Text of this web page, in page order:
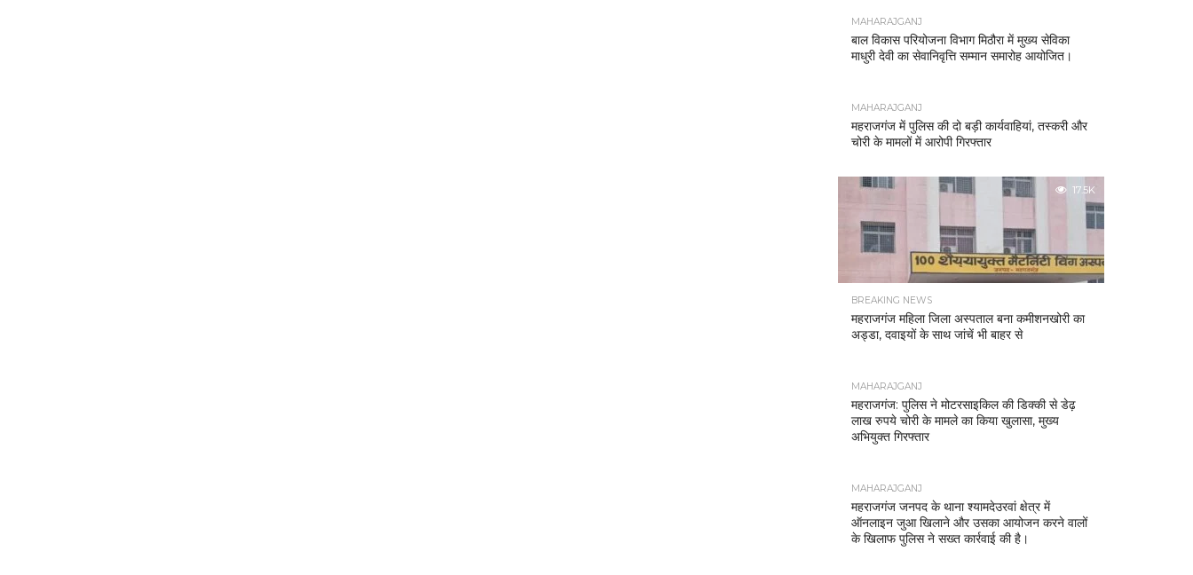
MAHARAJGANJ
बाल विकास परियोजना विभाग मिठौरा में मुख्य सेविका
माधुरी देवी का सेवानिवृत्ति सम्मान समारोह आयोजित।
MAHARAJGANJ
महराजगंज में पुलिस की दो बड़ी कार्यवाहियां, तस्करी और
चोरी के मामलों में आरोपी गिरफ्तार
17.5K
BREAKING NEWS
महराजगंज महिला जिला अस्पताल बना कमीशनखोरी का
अड्डा, दवाइयों के साथ जांचें भी बाहर से
MAHARAJGANJ
महराजगंज: पुलिस ने मोटरसाइकिल की डिक्की से डेढ़
लाख रुपये चोरी के मामले का किया खुलासा, मुख्य
अभियुक्त गिरफ्तार
MAHARAJGANJ
महराजगंज जनपद के थाना श्यामदेउरवां क्षेत्र में
ऑनलाइन जुआ खिलाने और उसका आयोजन करने वालों
के खिलाफ पुलिस ने सख्त कार्रवाई की है।